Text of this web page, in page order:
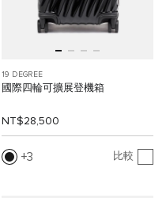
19 DEGREE
國際四輪可擴展登機箱
NT$28,500
3 比較